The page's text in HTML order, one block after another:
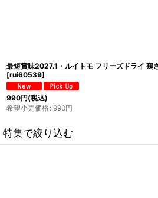
最短賞味2027.1・ルイトモ フリーズドライ
[rui60539]
990円(税込)
希望小売価格: 990円
特集で絞り込む